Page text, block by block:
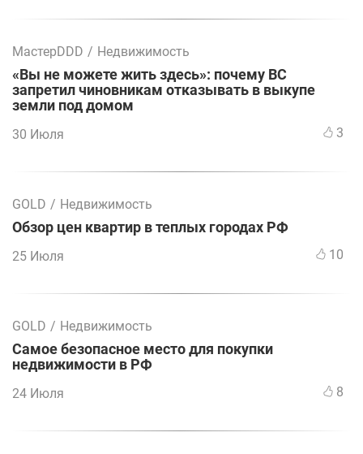
МастерDDD / Недвижимость
«Вы не можете жить здесь»: почему ВС
запретил чиновникам отказывать в выкупе
земли под домом
30 Июля 3
GOLD / Недвижимость
Обзор цен квартир в теплых городах РФ
25 Июля 10
GOLD / Недвижимость
Самое безопасное место для покупки
недвижимости в РФ
24 Июля 8